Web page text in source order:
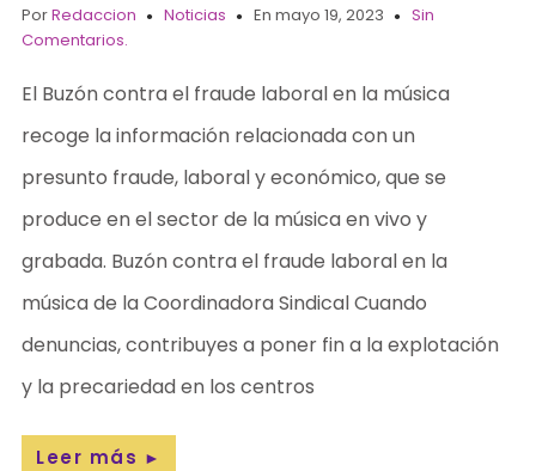
PorRedaccion Noticias En mayo 19, 2023
Sin
Comentarios.
El Buzón contra el fraude laboral en la música
recoge la información relacionada con un
presunto fraude, laboral y económico, que se
produce en el sector de la música en vivo y
grabada. Buzón contra el fraude laboral en la
música de la Coordinadora Sindical Cuando
denuncias, contribuyes a poner fin a la explotación
y la precariedad en los centros
Leer más ►